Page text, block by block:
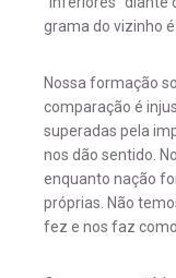
grama do vizinho
Nossa formação
comparação é
superadas pela
nos dão sentido.
enquanto nação
próprias. Não
fez e nos faz